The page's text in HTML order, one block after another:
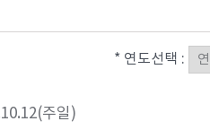
* 연도선택 :
주일)